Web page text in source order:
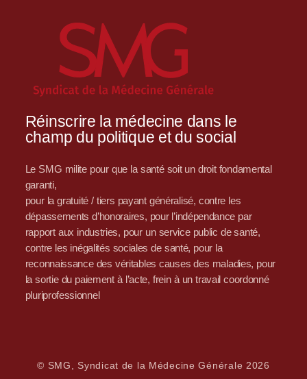
Réinscrire la médecine dans le
champ du politique et du social
Le SMG milite pour que la santé soit un droit fondamental
garanti,
pour la gratuité / tiers payant généralisé, contre les
dépassements d’honoraires, pour l’indépendance par
rapport aux industries, pour un service public de santé,
contre les inégalités sociales de santé, pour la
reconnaissance des véritables causes des maladies, pour
la sortie du paiement à l’acte, frein à un travail coordonné
pluriprofessionnel
© SMG, Syndicat de la Médecine Générale 2026